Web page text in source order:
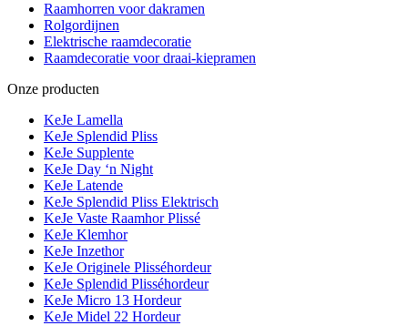
Raamhorren voor dakramen
Rolgordijnen
Elektrische raamdecoratie
Raamdecoratie voor draai-kiepramen
Onze producten
KeJe Lamella
KeJe Splendid Pliss
KeJe Supplente
KeJe Day ‘n Night
KeJe Latende
KeJe Splendid Pliss Elektrisch
KeJe Vaste Raamhor Plissé
KeJe Klemhor
KeJe Inzethor
KeJe Originele Plisséhordeur
KeJe Splendid Plisséhordeur
KeJe Micro 13 Hordeur
KeJe Midel 22 Hordeur